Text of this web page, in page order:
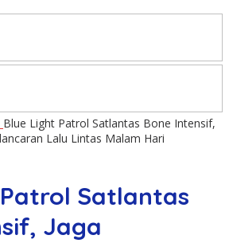
Blue Light Patrol Satlantas Bone Intensif,
Lalu Lintas Malam Hari
Satlantas
Jaga